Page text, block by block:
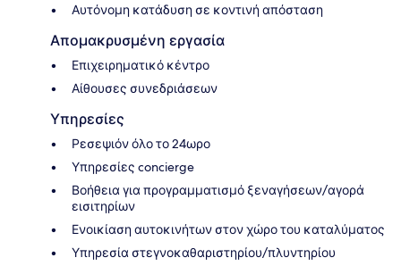
Αυτόνομη κατάδυση σε κοντινή απόσταση
Απομακρυσμένη εργασία
Επιχειρηματικό κέντρο
Αίθουσες συνεδριάσεων
Υπηρεσίες
Ρεσεψιόν όλο το 24ωρο
Υπηρεσίες concierge
Βοήθεια για προγραμματισμό ξεναγήσεων/αγορά
εισιτηρίων
Ενοικίαση αυτοκινήτων στον χώρο του καταλύματος
Υπηρεσία στεγνοκαθαριστηρίου/πλυντηρίου